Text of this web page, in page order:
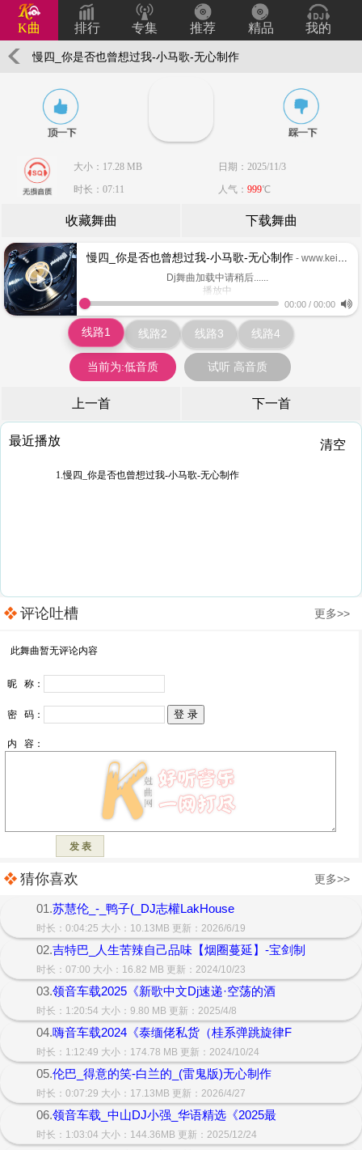
K曲 排行 专集 推荐 精品 我的
慢四_你是否也曾想过我-小马歌-无心制作
大小：17.28 MB
日期：2025/11/3
时长：07:11
人气： 999℃
收藏舞曲 下载舞曲
慢四_你是否也曾想过我-小马歌-无心制作 - www.keiqu.com
Dj舞曲加载中请稍后......
播放中
www.keiqu.com
00:00 / 00:00
线路1 线路2 线路3 线路4
当前为:低音质 试听 高音质
上一首 下一首
最近播放 清空
1.慢四_你是否也曾想过我-小马歌-无心制作
评论吐槽 更多>>
猜你喜欢 更多>>
01.苏慧伦_-_鸭子(_DJ志權LakHouse
时长：0:04:25 大小：10.13MB 更新：2026/6/19
02.吉特巴_人生苦辣自己品味【烟圈蔓延】-宝剑制
时长：07:00 大小：16.82 MB 更新：2024/10/23
03.领音车载2025《新歌中文Dj速递·空荡的酒
时长：1:20:54 大小：9.80 MB 更新：2025/4/8
04.嗨音车载2024《泰缅佬私货（桂系弹跳旋律F
时长：1:12:49 大小：174.78 MB 更新：2024/10/24
05.伦巴_得意的笑-白兰的_(雷鬼版)无心制作
时长：0:07:29 大小：17.13MB 更新：2026/4/27
06.领音车载_中山DJ小强_华语精选《2025最
时长：1:03:04 大小：144.36MB 更新：2025/12/24